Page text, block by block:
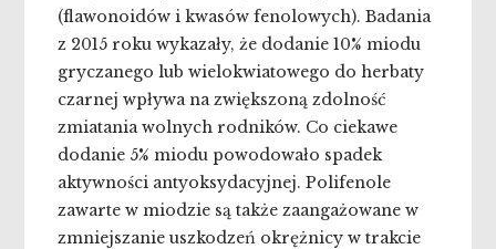
(flawonoidów i kwasów fenolowych). Badania
z 2015 roku wykazały, że dodanie 10% miodu
gryczanego lub wielokwiatowego do herbaty
czarnej wpływa na zwiększoną zdolność
zmiatania wolnych rodników. Co ciekawe
dodanie 5% miodu powodowało spadek
aktywności antyoksydacyjnej. Polifenole
zawarte w miodzie są także zaangażowane w
zmniejszanie uszkodzeń okrężnicy w trakcie